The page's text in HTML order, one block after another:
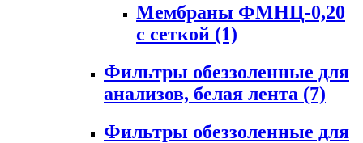
Мембраны ФМНЦ-0,20
с сеткой (1)
Фильтры обеззоленные для
анализов, белая лента (7)
Фильтры обеззоленные для